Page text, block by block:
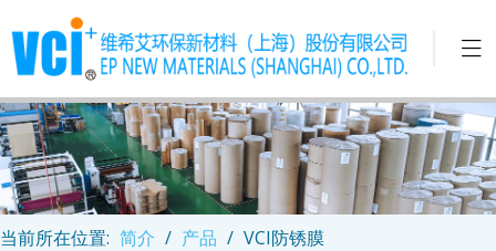
当前所在位置: 简介 / 产品 / VCI防锈膜